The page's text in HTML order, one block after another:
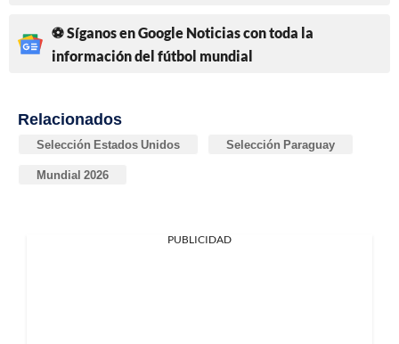
⚽ Síganos en Google Noticias con toda la
información del fútbol mundial
Relacionados
Selección Estados Unidos Selección Paraguay
Mundial 2026
PUBLICIDAD